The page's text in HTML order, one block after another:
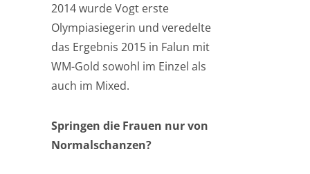
2014 wurde Vogt erste
Olympiasiegerin und veredelte
das Ergebnis 2015 in Falun mit
WM-Gold sowohl im Einzel als
auch im Mixed.
Springen die Frauen nur von
Normalschanzen?